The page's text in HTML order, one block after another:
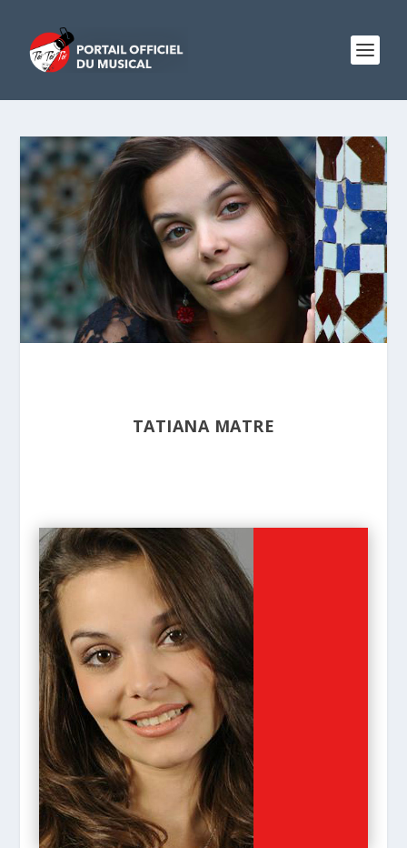
TATIANA MATRE